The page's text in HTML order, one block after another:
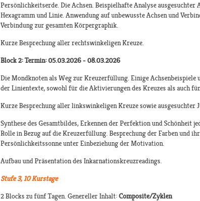
Persönlichkeitserde. Die Achsen. Beispielhafte Analyse
Hexagramm und Linie. Anwendung auf unbewusste Achsen und
Verbindung zur gesamten Körpergraphik.
Kurze Besprechung aller rechtswinkeligen Kreuze.
Block 2: Termin: 05.03.2026 - 08.03.2026
Die Mondknoten als Weg zur Kreuzerfüllung. Einige Achsenbeispiele
der Linientexte, sowohl für die Aktivierungen des Kreuzes als auch
Kurze Besprechung aller linkswinkeligen Kreuze sowie ausgesuchter
Synthese des Gesamtbildes, Erkennen der Perfektion und Schönheit
Rolle in Bezug auf die Kreuzerfüllung. Besprechung der Farben und
Persönlichkeitssonne unter Einbeziehung der Motivation.
Aufbau und Präsentation des Inkarnationskreuzreadings.
Stufe 3, 10 Kurstage
2 Blocks zu fünf Tagen. Genereller Inhalt:Composite/Zyklen